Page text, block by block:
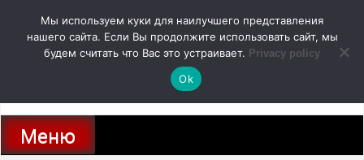
содержимому
autodoc24.ru
Новости про современные автомобили и не только, новинки зарубежного
и отечественного автопрома
Меню
Мы используем куки для наилучшего представления
нашего сайта. Если Вы продолжите использовать сайт, мы
будем считать что Вас это устраивает. Privacy policy
Ok